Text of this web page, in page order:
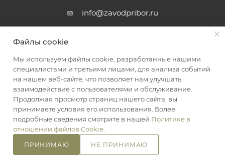
В КОРЗИНУ
info@zavodpribor.ru
2016-2026 © ЗаводПрибор - Измерительные приборы
Оферта
Конфиденциальность
Файлы cookie
Мы используем файлы cookie, разработанные нашими
специалистами и третьими лицами, для анализа событий
на нашем веб-сайте, что позволяет нам улучшать
взаимодействие с пользователями и обслуживание.
Продолжая просмотр страниц нашего сайта, вы
принимаете условия его использования. Более
подробные сведения смотрите в нашей Политике в
отношении файлов Cookie
ПРИНИМАЮ НЕ ПРИНИМАЮ